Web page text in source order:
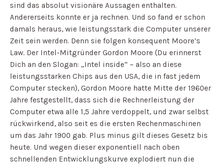
sind das absolut visionäre Aussagen enthalten.
Andererseits konnte er ja rechnen. Und so fand er schon
damals heraus, wie leistungsstark die Computer unserer
Zeit sein werden. Denn sie folgen konsequent Moore’s
Law. Der Intel-Mitgründer Gordon Moore (Du erinnerst
Dich an den Slogan: „Intel inside“ – also an diese
leistungsstarken Chips aus den USA, die in fast jedem
Computer stecken), Gordon Moore hatte Mitte der 1960er
Jahre festgestellt, dass sich die Rechnerleistung der
Computer etwa alle 1,5 Jahre verdoppelt, und zwar selbst
rückwirkend, also seit es die ersten Rechenmaschinen
um das Jahr 1900 gab. Plus minus gilt dieses Gesetz bis
heute. Und wegen dieser exponentiell nach oben
schnellenden Entwicklungskurve explodiert nun die